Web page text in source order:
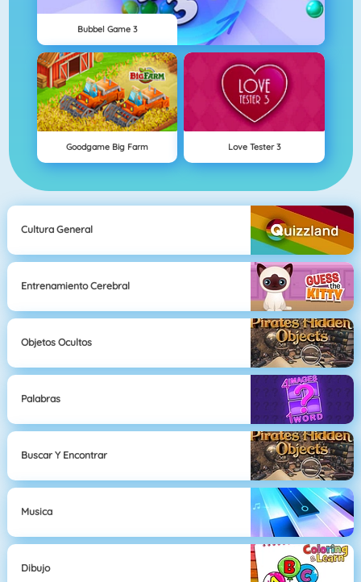
Bubbel Game 3
Goodgame Big Farm Love Tester 3
Cultura General
Entrenamiento Cerebral
Objetos Ocultos
Palabras
Buscar Y Encontrar
Musica
Dibujo